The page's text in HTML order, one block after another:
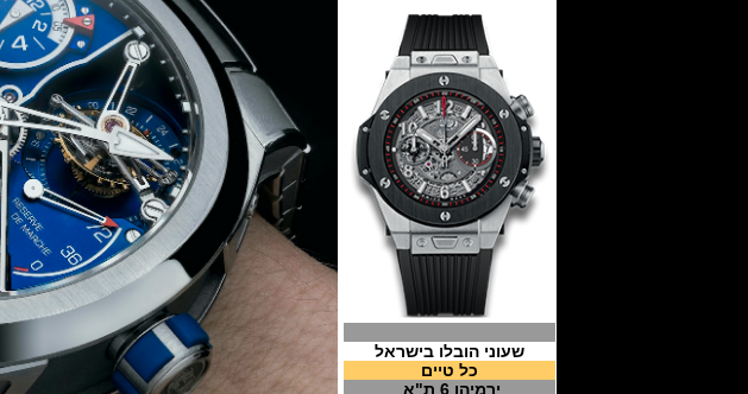
שעוני הובלו בישראל
כל טיים
ירמיהו 6 ת"א